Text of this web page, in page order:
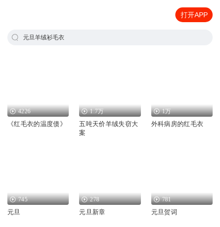
打开APP
元旦羊绒衫毛衣
4226
《红毛衣的温度债》
1.7万
五吨天价羊绒失窃大
案
1万
外科病房的红毛衣
745
元旦
278
元旦新章
781
元旦贺词